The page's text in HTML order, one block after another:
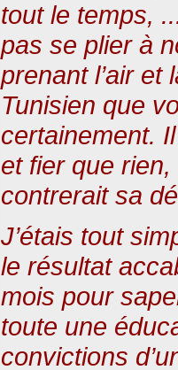
tout le temps,
pas se plier à
prenant l’air et
Tunisien que
certainement.
et fier que
contrerait sa
J’étais tout
le résultat
mois pour
toute une
convictions